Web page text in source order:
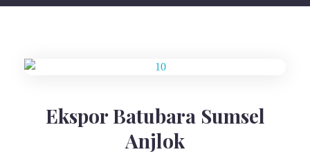
Ekspor Batubara Sumsel
Anjlok